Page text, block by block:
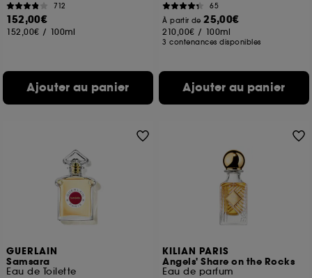
712
152,00€
152,00€ / 100ml
Ajouter au panier
65
À partir de25,00€
210,00€ / 100ml
3 contenances disponibles
Ajouter au panier
GUERLAIN
Samsara
Eau de Toilette
KILIAN PARIS
Angels' Share on the Rocks
Eau de parfum